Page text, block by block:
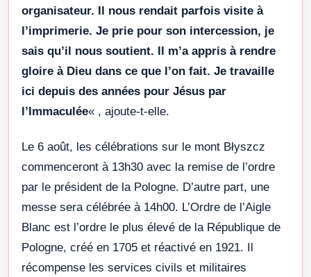
organisateur. Il nous rendait parfois visite à
l’imprimerie. Je prie pour son intercession, je
sais qu’il nous soutient. Il m’a appris à rendre
gloire à Dieu dans ce que l’on fait. Je travaille
ici depuis des années pour Jésus par
l’Immaculée« , ajoute-t-elle.
Le 6 août, les célébrations sur le mont Błyszcz
commenceront à 13h30 avec la remise de l’ordre
par le président de la Pologne. D’autre part, une
messe sera célébrée à 14h00. L’Ordre de l’Aigle
Blanc est l’ordre le plus élevé de la République de
Pologne, créé en 1705 et réactivé en 1921. Il
récompense les services civils et militaires